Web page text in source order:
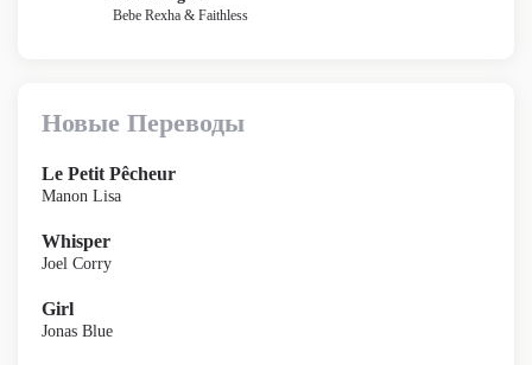
Bebe Rexha & Faithless
Новые Переводы
Le Petit Pêcheur
Manon Lisa
Whisper
Joel Corry
Girl
Jonas Blue